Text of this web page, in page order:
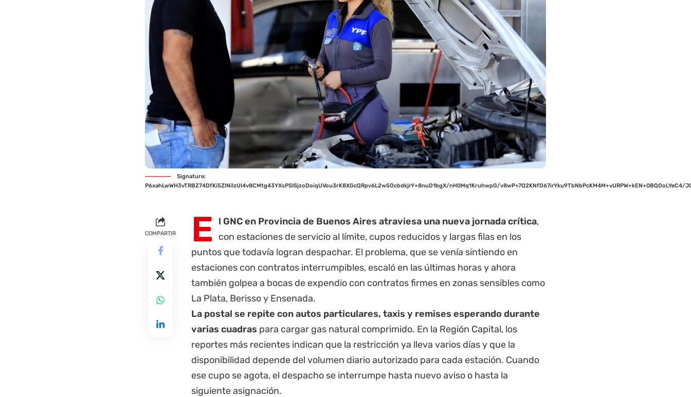
Signature:
P6xahLwWH3vTRBZ74DfKi5ZlNilzUl4v8CMtg43YXsPSISjzoDoiqUVou3rK8XGcQRpv6L2w5OcbdkjrY+8nuD1bgX/nH0Mq1KruhwpG/
COMPARTIR E l GNC en Provincia de Buenos Aires atraviesa una nueva jornada crítica,
con estaciones de servicio al límite, cupos reducidos y largas filas en los
puntos que todavía logran despachar. El problema, que se venía sintiendo en
estaciones con contratos interrumpibles, escaló en las últimas horas y ahora
también golpea a bocas de expendio con contratos firmes en zonas sensibles como
La Plata, Berisso y Ensenada.
La postal se repite con autos particulares, taxis y remises esperando durante
varias cuadras para cargar gas natural comprimido. En la Región Capital, los
reportes más recientes indican que la restricción ya lleva varios días y que la
disponibilidad depende del volumen diario autorizado para cada estación. Cuando
ese cupo se agota, el despacho se interrumpe hasta nuevo aviso o hasta la
siguiente asignación.